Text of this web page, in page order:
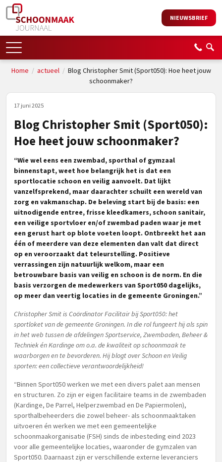
NIEUWSBRIEF
Home / actueel/ Blog Christopher Smit (Sport050): Hoe heet jouw
schoonmaker?
17 juni 2025
Blog Christopher Smit (Sport050):
Hoe heet jouw schoonmaker?
“Wie wel eens een zwembad, sporthal of gymzaal
binnenstapt, weet hoe belangrijk het is dat een
sportlocatie schoon en veilig aanvoelt. Dat lijkt
vanzelfsprekend, maar daarachter schuilt een wereld van
zorg en vakmanschap. De beleving start bij de basis: een
uitnodigende entree, frisse kleedkamers, schoon sanitair,
een veilige sportvloer en/of zwembad paden waar je met
een gerust hart op blote voeten loopt. Ontbreekt het aan
één of meerdere van deze elementen dan valt dat direct
op en veroorzaakt dat teleurstelling. Positieve
verrassingen zijn natuurlijk welkom, maar een
betrouwbare basis van veilig en schoon is de norm. En die
basis verzorgen de medewerkers van Sport050 dagelijks,
op meer dan veertig locaties in de gemeente Groningen.”
Christopher Smit is Coördinator Facilitair bij Sport050: het
sportloket van de gemeente Groningen. In die rol fungeert hij als spin
in het web tussen de afdelingen Sportservice, Zwembaden, Beheer &
Techniek én Kardinge om o.a. de kwaliteit op schoonmaak te
waarborgen en te bevorderen. Hij blogt over Schoon en Veilig
sporten: een collectieve verantwoordelijkheid!
“Binnen Sport050 werken we met een divers palet aan mensen
en structuren. Zo zijn er eigen facilitaire teams in de zwembaden
(Kardinge, De Parrel, Helperzwembad en De Papiermolen),
sporthalbeheerders die zowel beheer- als schoonmaaktaken
uitvoeren én werken we met een gemeentelijke
schoonmaakorganisatie (FSH) sinds de inbesteding eind 2023
voor alle gemeentelijke locaties, waaronder de gymzalen van
Sport050. Daarnaast zijn er verschillende externe leveranciers